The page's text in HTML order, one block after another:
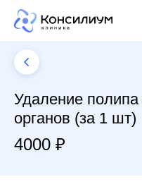
Удаление
органов (за 1 шт)
4000 ₽